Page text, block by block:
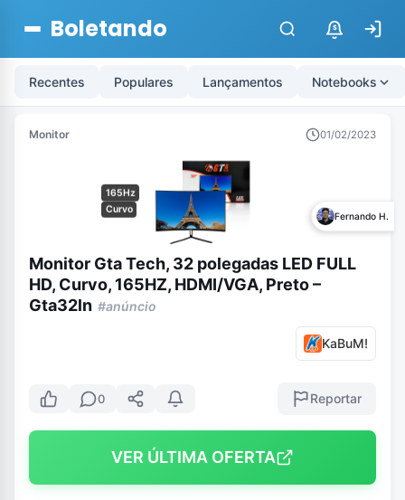
Boletando $
Recentes Populares Lançamentos Notebooks
Monitor 01/02/2023
165Hz
Curvo
Fernando H.
Monitor Gta Tech, 32 polegadas LED FULL
HD, Curvo, 165HZ, HDMI/VGA, Preto –
Gta32ln #anúncio
KaBuM!
0 Reportar
VER ÚLTIMA OFERTA